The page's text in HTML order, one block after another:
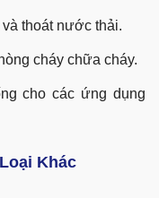
thoát nước thải.
cháy chữa cháy.
cho các ứng dụng
Khác